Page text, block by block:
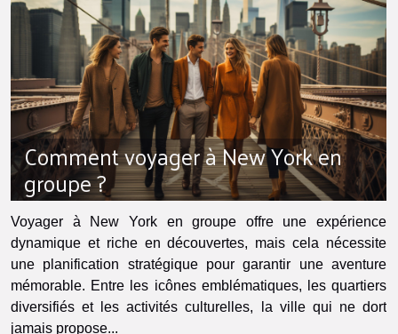
Comment voyager à New York en
groupe ?
Voyager à New York en groupe offre une expérience
dynamique et riche en découvertes, mais cela nécessite
une planification stratégique pour garantir une aventure
mémorable. Entre les icônes emblématiques, les quartiers
diversifiés et les activités culturelles, la ville qui ne dort
jamais propose...